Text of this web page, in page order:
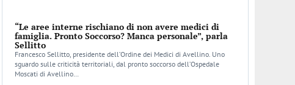
“Le aree interne rischiano di non avere medici di
famiglia. Pronto Soccorso? Manca personale”, parla
Sellitto
Francesco Sellitto, presidente dell’Ordine dei Medici di Avellino. Uno
sguardo sulle criticità territoriali, dal pronto soccorso dell’Ospedale
Moscati di Avellino…